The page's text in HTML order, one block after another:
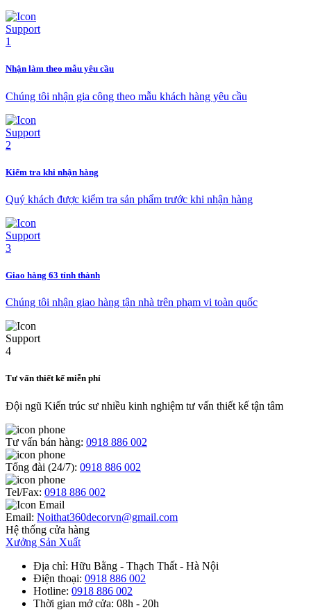
Nhận làm theo mẫu yêu cầu
Chúng tôi nhận gia công theo mẫu khách hàng yêu cầu
Kiểm tra khi nhận hàng
Quý khách được kiểm tra sản phẩm trước khi nhận hàng
Giao hàng 63 tỉnh thành
Chúng tôi nhận giao hàng tận nhà trên phạm vi toàn quốc
Tư vấn thiết kế miễn phí
Đội ngũ Kiến trúc sư nhiều kinh nghiệm tư vấn thiết kế tận tâm
Tư vấn bán hàng: 0918 886 002
Tổng đài (24/7): 0918 886 002
Tel/Fax: 0918 886 002
Email: Noithat360decorvn@gmail.com
Hệ thống cửa hàng
Xưởng Sản Xuất
Địa chỉ: Hữu Bằng - Thạch Thất - Hà Nội
Điện thoại: 0918 886 002
Hotline: 0918 886 002
Thời gian mở cửa: 08h - 20h